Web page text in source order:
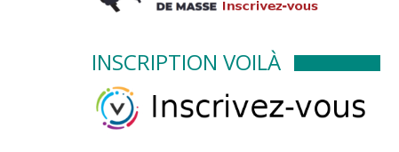
INSCRIPTION VOILÀ